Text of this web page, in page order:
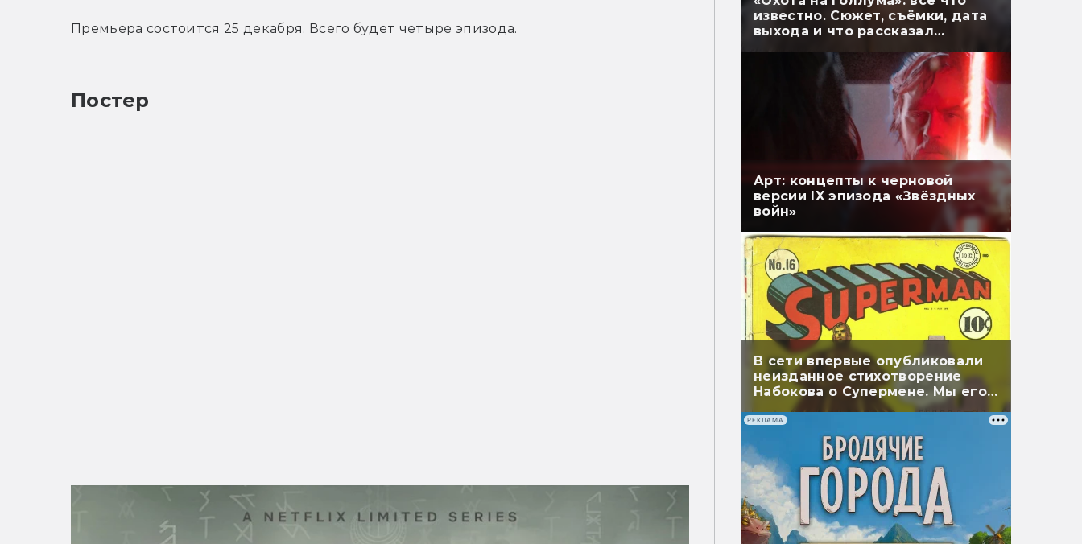
Премьера состоится 25 декабря. Всего будет четыре эпизода.
Постер
известно. Сюжет, съёмки, дата
выхода и что рассказал
Арт: концепты к черновой
версии IX эпизода «Звёздных
войн»
В сети впервые опубликовали
неизданное стихотворение
Набокова о Супермене. Мы его
перевели
РЕКЛАМА